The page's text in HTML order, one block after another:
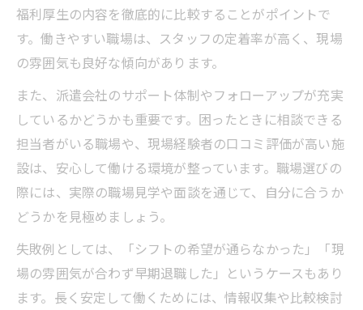
福利厚生の内容を徹底的に比較することがポイントで
す。働きやすい職場は、スタッフの定着率が高く、現場
の雰囲気も良好な傾向があります。
また、派遣会社のサポート体制やフォローアップが充実
しているかどうかも重要です。困ったときに相談できる
担当者がいる職場や、現場経験者の口コミ評価が高い施
設は、安心して働ける環境が整っています。職場選びの
際には、実際の職場見学や面談を通じて、自分に合うか
どうかを見極めましょう。
失敗例としては、「シフトの希望が通らなかった」「現
場の雰囲気が合わず早期退職した」というケースもあり
ます。長く安定して働くためには、情報収集や比較検討